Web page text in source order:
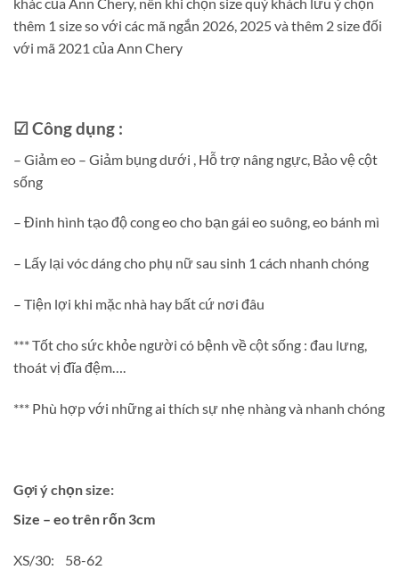
thêm 1 size so với các mã ngắn 2026, 2025 và thêm 2 size đối
với mã 2021 của Ann Chery
☑ Công dụng :
– Giảm eo – Giảm bụng dưới , Hỗ trợ nâng ngực, Bảo vệ cột
sống
– Đinh hình tạo độ cong eo cho bạn gái eo suông, eo bánh mì
– Lấy lại vóc dáng cho phụ nữ sau sinh 1 cách nhanh chóng
– Tiện lợi khi mặc nhà hay bất cứ nơi đâu
*** Tốt cho sức khỏe người có bệnh về cột sống : đau lưng,
thoát vị đĩa đệm….
*** Phù hợp với những ai thích sự nhẹ nhàng và nhanh chóng
Gợi ý chọn size:
Size – eo trên rốn 3cm
XS/30: 58-62